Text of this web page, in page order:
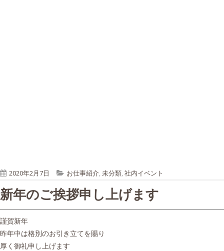
P
b
l
i
s
h
2020年2月7日
C
t
e
o
r
お仕事紹介,未分類,社内イベント
新年のご挨拶申し上げます
謹賀新年
昨年中は格別のお引き立てを賜り
厚く御礼申し上げます